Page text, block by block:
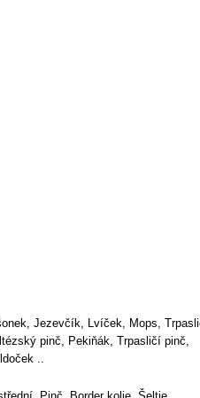
Jezevčík, Lvíček, Mops,
pinč, Pekiňák, Trpasličí pinč,
..